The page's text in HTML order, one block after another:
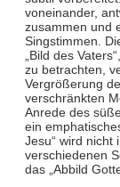
voneinander,
zusammen und
Singstimmen.
„Bild des
zu betrachten,
Vergrößerung
verschränkten
Anrede des
ein
Jesu“ wird nicht
verschiedenen
das „Abbild